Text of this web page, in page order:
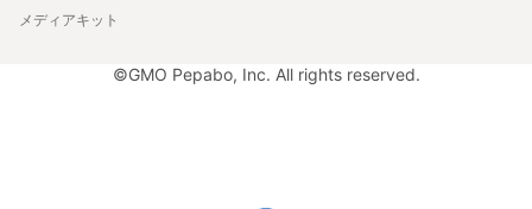
メディアキット
©GMO Pepabo, Inc. All rights reserved.